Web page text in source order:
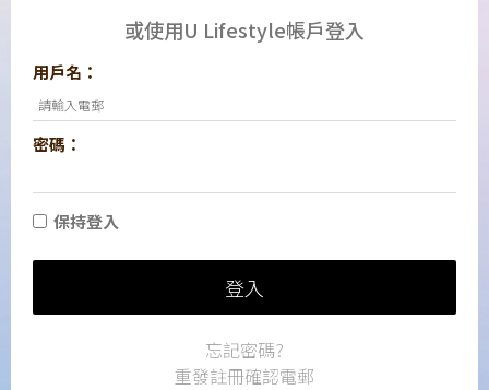
或使用U Lifestyle帳戶登入
用戶名：
密碼：
保持登入
登入
忘記密碼?
重發註冊確認電郵